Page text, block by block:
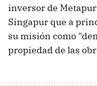
inversor de
Singapur que a
su misión como
propiedad de las